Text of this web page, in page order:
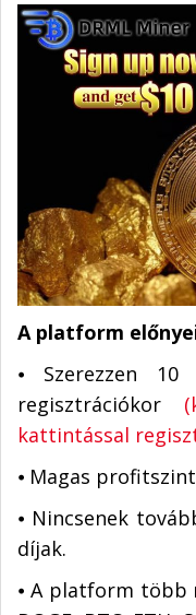
A platform
⦁ Szerezzen 10
regisztrációkor
kattintással
⦁ Magas
⦁ Nincsenek
díjak.
⦁ A platform